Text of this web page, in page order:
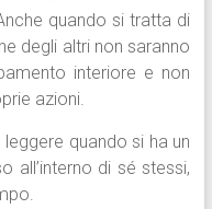
quando si tratta di
degli altri non saranno
interiore e non
azioni.
quando si ha un
all’interno di sé stessi,